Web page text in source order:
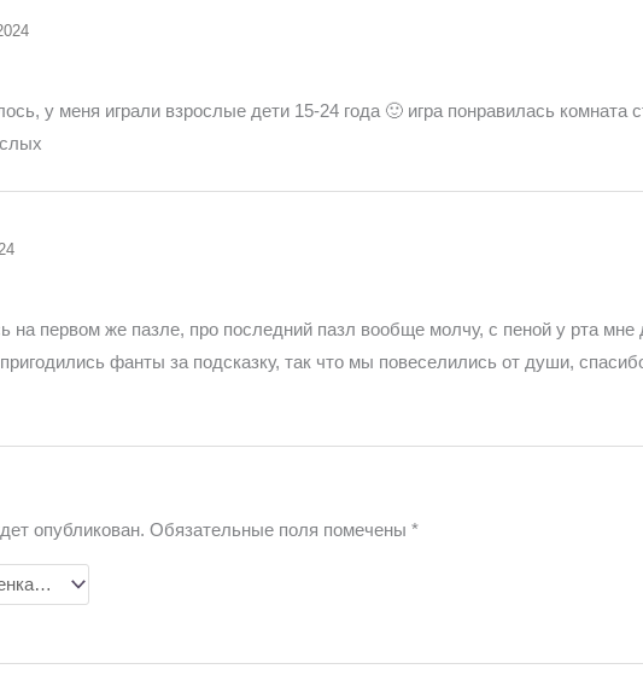
у меня играли взрослые дети 15-24 года 🙂 игра понравилась комната
на первом же пазле, про последний пазл вообще молчу, с пеной у рта мне
фанты за подсказку, так что мы повеселились от души,
опубликован. Обязательные поля помечены*